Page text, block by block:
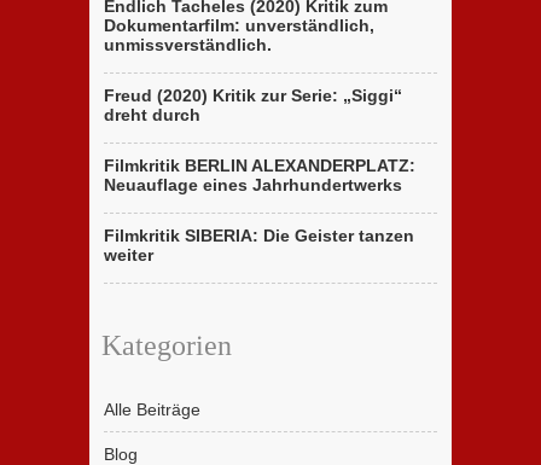
Endlich Tacheles (2020) Kritik zum
Dokumentarfilm: unverständlich,
unmissverständlich.
Freud (2020) Kritik zur Serie: „Siggi“
dreht durch
Filmkritik BERLIN ALEXANDERPLATZ:
Neuauflage eines Jahrhundertwerks
Filmkritik SIBERIA: Die Geister tanzen
weiter
Kategorien
Alle Beiträge
Blog